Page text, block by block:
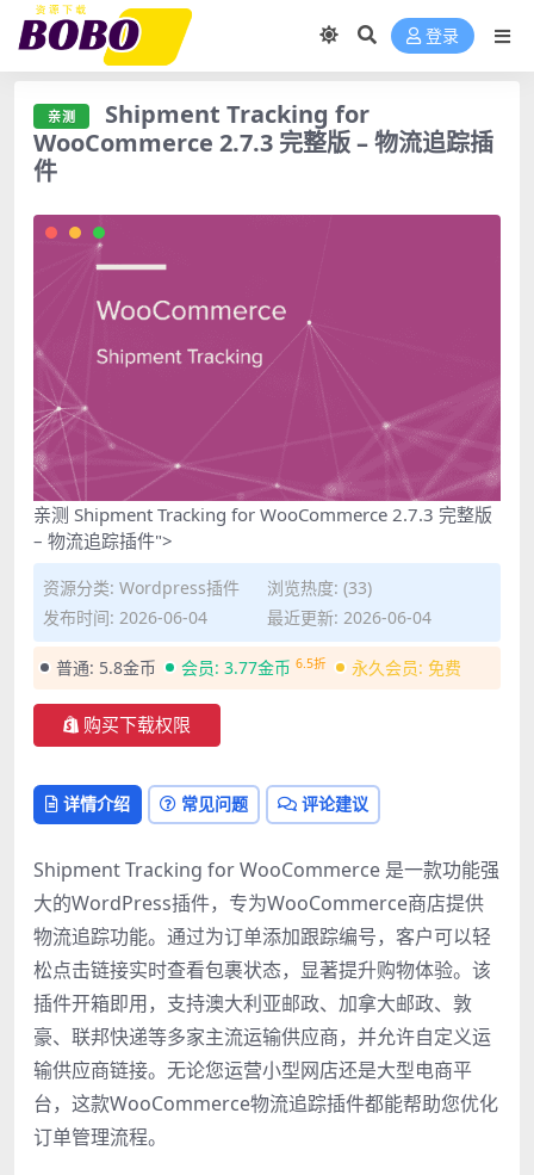
登录
亲测
Shipment Tracking for
WooCommerce 2.7.3 完整版 – 物流追踪插
件
亲测 Shipment Tracking for WooCommerce 2.7.3 完整版
– 物流追踪插件">
资源分类: Wordpress插件
浏览热度: (33)
发布时间: 2026-06-04
最近更新: 2026-06-04
普通: 5.8金币 会员: 3.77金币 6.5折 永久会员: 免费
购买下载权限
详情介绍 常见问题 评论建议
Shipment Tracking for WooCommerce 是一款功能强
大的WordPress插件，专为WooCommerce商店提供
物流追踪功能。通过为订单添加跟踪编号，客户可以轻
松点击链接实时查看包裹状态，显著提升购物体验。该
插件开箱即用，支持澳大利亚邮政、加拿大邮政、敦
豪、联邦快递等多家主流运输供应商，并允许自定义运
输供应商链接。无论您运营小型网店还是大型电商平
台，这款WooCommerce物流追踪插件都能帮助您优化
订单管理流程。